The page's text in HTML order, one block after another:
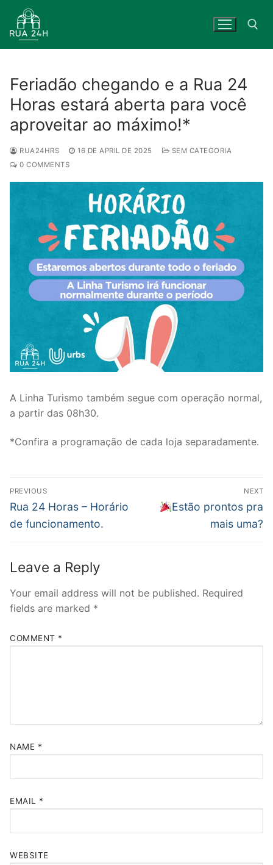
content
Search for:
Feriadão chegando e a Rua 24
Horas estará aberta para você
aproveitar ao máximo!*
RUA24HRS 16 DE APRIL DE 2025
SEM CATEGORIA
0 COMMENTS
A Linha Turismo também segue com operação normal,
a partir das 08h30.
*Confira a programação de cada loja separadamente.
Post
navigation
PREVIOUS
Previous
post:
Rua 24 Horas – Horário
de funcionamento.
NEXT
NextEstão prontos pra
mais uma?
Leave a Reply
Your email address will not be published. Required
fields are marked *
COMMENT *
NAME *
EMAIL *
WEBSITE